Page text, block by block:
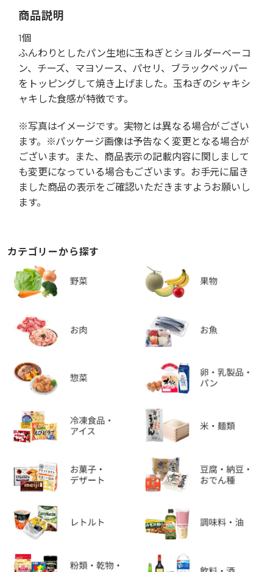
商品説明
1個
ふんわりとしたパン生地に玉ねぎとショルダーベーコ
ン、チーズ、マヨソース、パセリ、ブラックペッパー
をトッピングして焼き上げました。玉ねぎのシャキシ
ャキした食感が特徴です。
※写真はイメージです。実物とは異なる場合がござい
ます。※パッケージ画像は予告なく変更となる場合が
ございます。また、商品表示の記載内容に関しまして
も変更になっている場合もございます。お手元に届き
ました商品の表示をご確認いただきますようお願いし
ます。
カテゴリーから探す